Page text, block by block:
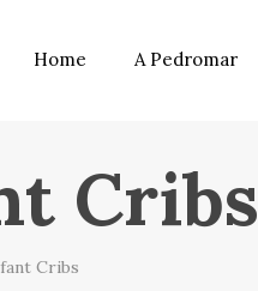
Home A Pedromar
Cribs
Cribs